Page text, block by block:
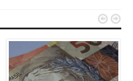
 